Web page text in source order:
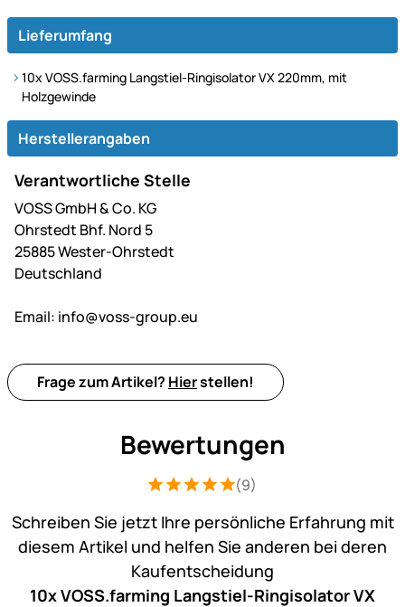
Lieferumfang
10x VOSS.farming Langstiel-Ringisolator VX 220mm, mit
Holzgewinde
Herstellerangaben
Verantwortliche Stelle
VOSS GmbH & Co. KG
Ohrstedt Bhf. Nord 5
25885 Wester-Ohrstedt
Deutschland
Email: info@voss-group.eu
Frage zum Artikel? Hierstellen!
Bewertungen
Bewertung: 5 von 5 (9 Bewertungen)
9 Bewertungen
(9)
Schreiben Sie jetzt Ihre persönliche Erfahrung mit
diesem Artikel und helfen Sie anderen bei deren
Kaufentscheidung
10x VOSS.farming Langstiel-Ringisolator VX